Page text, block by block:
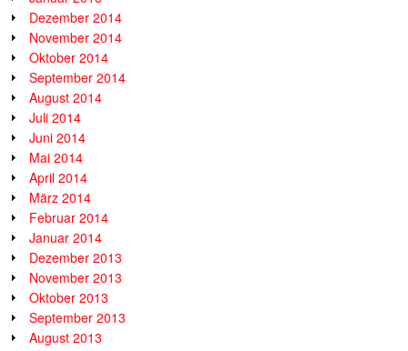
Dezember 2014
November 2014
Oktober 2014
September 2014
August 2014
Juli 2014
Juni 2014
Mai 2014
April 2014
März 2014
Februar 2014
Januar 2014
Dezember 2013
November 2013
Oktober 2013
September 2013
August 2013